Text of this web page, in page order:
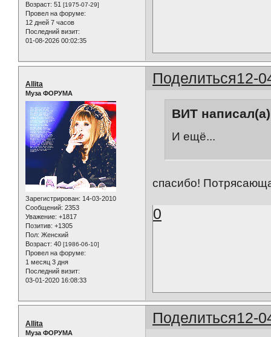
Возраст: 51 [1975-07-29]
Провел на форуме:
12 дней 7 часов
Последний визит:
01-08-2026 00:02:35
Поделиться12-
Allita
Муза ФОРУМА
Зарегистрирован: 14-03-2010
Сообщений: 2353
Уважение: +1817
Позитив: +1305
Пол: Женский
Возраст: 40 [1986-06-10]
Провел на форуме:
1 месяц 3 дня
Последний визит:
03-01-2020 16:08:33
ВИТ
И ещё...
спасибо!
0
Поделиться12-
Allita
Муза ФОРУМА